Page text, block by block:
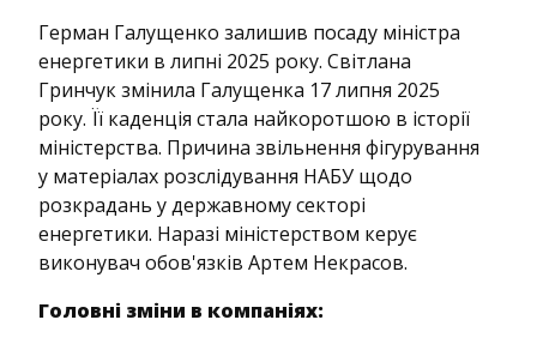
Герман Галущенко залишив посаду міністра
енергетики в липні 2025 року. Світлана
Гринчук змінила Галущенка 17 липня 2025
року. Її каденція стала найкоротшою в історії
міністерства. Причина звільнення фігурування
у матеріалах розслідування НАБУ щодо
розкрадань у державному секторі
енергетики. Наразі міністерством керує
виконувач обов'язків Артем Некрасов.
Головні зміни в компаніях: